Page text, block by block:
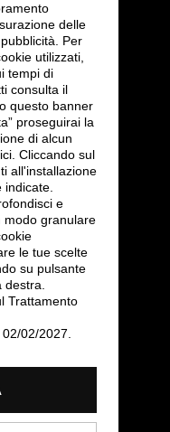
delle
Per
utilizzati,
tempi di
consulta il
questo banner
proseguirai la
di alcun
Cliccando sul
all'installazione
e
modo granulare
le tue scelte
su pulsante
Trattamento
02/2027.